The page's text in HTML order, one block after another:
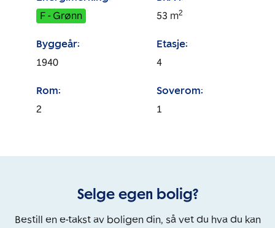
F - Grønn
53 m2
Byggeår:
1940
Etasje:
4
Rom:
2
Soverom:
1
Selge egen bolig?
Bestill en e-takst av boligen din, så vet du hva du kan